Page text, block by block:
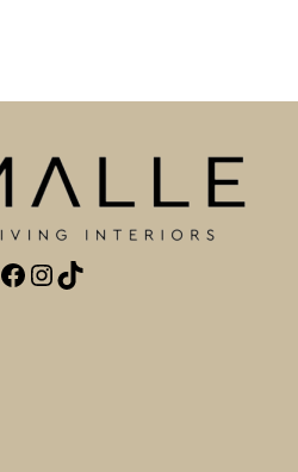
Facebook
Instagram
TikTok